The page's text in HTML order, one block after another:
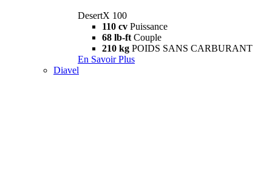
DesertX 100
110 cv Puissance
68 lb-ft Couple
210 kg POIDS SANS CARBURANT
En Savoir Plus
Diavel